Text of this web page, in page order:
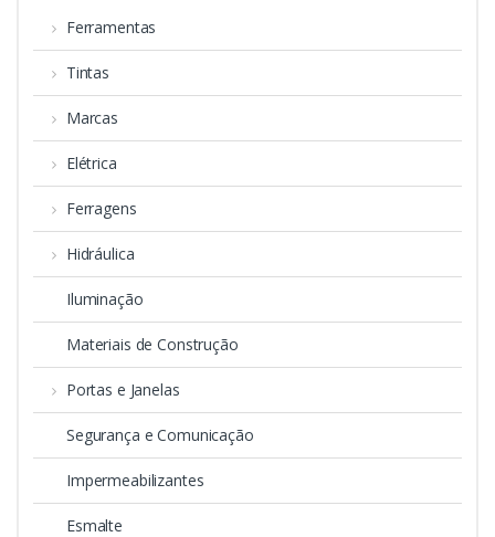
Ferramentas
Tintas
Marcas
Elétrica
Ferragens
Hidráulica
Iluminação
Materiais de Construção
Portas e Janelas
Segurança e Comunicação
Impermeabilizantes
Esmalte